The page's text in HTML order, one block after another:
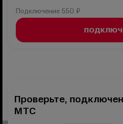
Подключение 550 ₽
Проверьте,
МТС